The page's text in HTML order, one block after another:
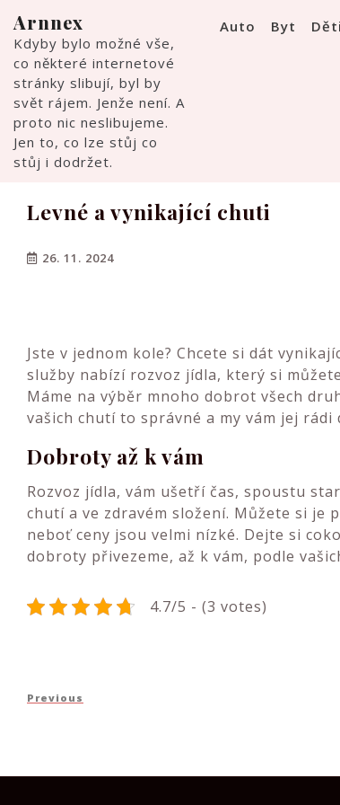
to
content
Arnnex
Kdyby bylo možné vše,
co některé internetové
stránky slibují, byl by
svět rájem. Jenže není. A
proto nic neslibujeme.
Jen to, co lze stůj co
stůj i dodržet.
Auto Byt Děti
Levné a vynikající chuti
26. 11. 2024
Jste v jednom kole? Chcete si dát
služby nabízí rozvoz jídla, který si
Máme na výběr mnoho dobrot všech
vašich chutí to správné a my vám jej
Dobroty až k vám
Rozvoz jídla, vám ušetří čas, spoustu
chutí a ve zdravém složení. Můžete si
neboť ceny jsou velmi nízké. Dejte si
dobroty přivezeme, až k vám, podle
4.7/5 - (3 votes)
Navigace
pro
Previous
Previous